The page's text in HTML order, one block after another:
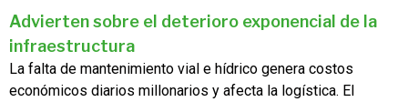
Advierten sobre el deterioro exponencial de la
infraestructura
La falta de mantenimiento vial e hídrico genera costos
económicos diarios millonarios y afecta la logística. El